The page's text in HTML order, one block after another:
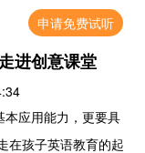
申请免费试听
进创意课堂
应用能力，更要具
在孩子英语教育的起